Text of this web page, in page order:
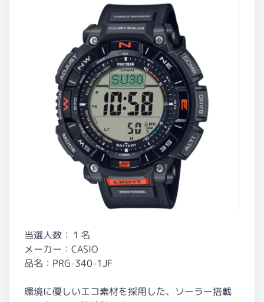
当選人数：１名
メーカー：CASIO
品名：PRG-340-1JF
環境に優しいエコ素材を採用した、ソーラー搭載